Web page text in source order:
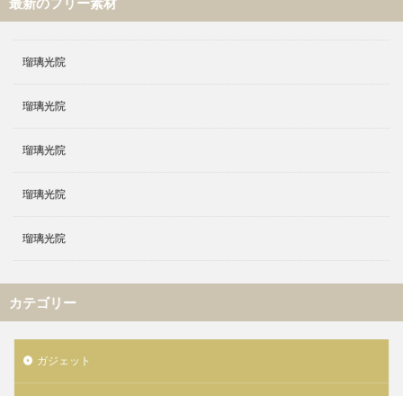
瑠璃光院
瑠璃光院
瑠璃光院
瑠璃光院
瑠璃光院
カテゴリー
ガジェット